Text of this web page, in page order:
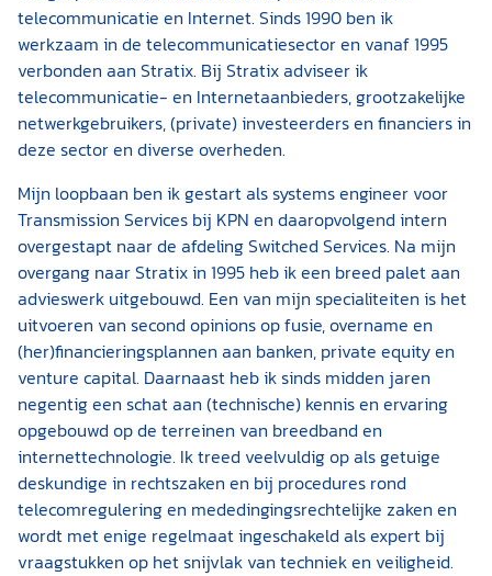
telecommunicatie en Internet. Sinds 1990 ben ik
werkzaam in de telecommunicatiesector en vanaf 1995
verbonden aan Stratix. Bij Stratix adviseer ik
telecommunicatie- en Internetaanbieders, grootzakelijke
netwerkgebruikers, (private) investeerders en financiers in
deze sector en diverse overheden.
Mijn loopbaan ben ik gestart als systems engineer voor
Transmission Services bij KPN en daaropvolgend intern
overgestapt naar de afdeling Switched Services. Na mijn
overgang naar Stratix in 1995 heb ik een breed palet aan
advieswerk uitgebouwd. Een van mijn specialiteiten is het
uitvoeren van second opinions op fusie, overname en
(her)financieringsplannen aan banken, private equity en
venture capital. Daarnaast heb ik sinds midden jaren
negentig een schat aan (technische) kennis en ervaring
opgebouwd op de terreinen van breedband en
internettechnologie. Ik treed veelvuldig op als getuige
deskundige in rechtszaken en bij procedures rond
telecomregulering en mededingingsrechtelijke zaken en
wordt met enige regelmaat ingeschakeld als expert bij
vraagstukken op het snijvlak van techniek en veiligheid.